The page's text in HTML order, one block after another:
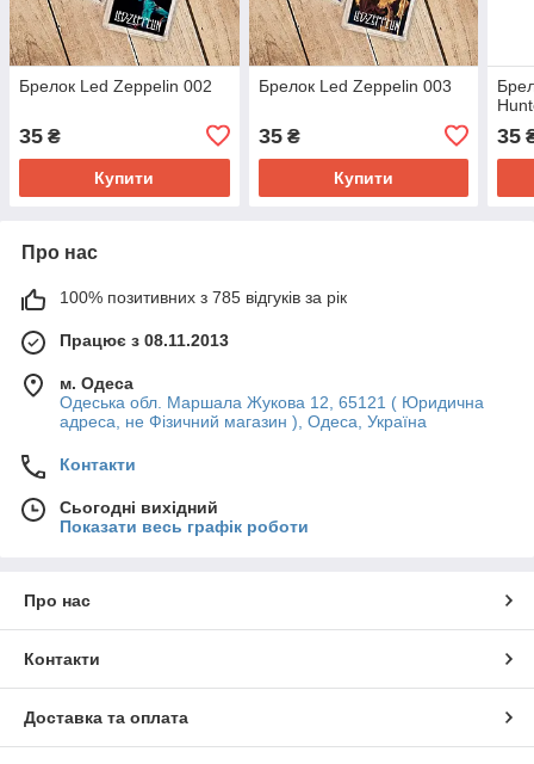
Брелок Led Zeppelin 002
35 ₴
Купити
Брелок Led Zeppelin 003
35₴
Купити
35
Про нас
100% позитивних з 785 відгуків за рік
Працює з 08.11.2013
м. Одеса
Одеська обл. Маршала Жукова 12, 65121 ( Юридична
адреса, не Фізичний магазин ), Одеса, Україна
Контакти
Сьогодні вихідний
Показати весь графік роботи
Про нас
Контакти
Доставка та оплата